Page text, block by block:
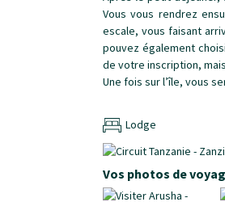
Vous vous rendrez
escale, vous faisant
pouvez également
de votre inscription,
Une fois sur l’île, vous
Lodge
Vos photos de